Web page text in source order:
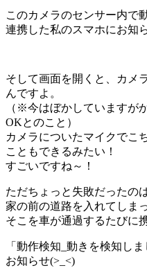
このカメラのセンサー内で
連携した私のスマホにお知
そして画面を開くと、カメ
んですよ。
（※今はぼかしていますが
OKとのこと）
カメラについたマイクでこ
こともできるみたい！
すごいですね～！
ただちょっと失敗だったの
家の前の道路を入れてしま
そこを車が通過するたびに
「動作検知_動きを検知し
お知らせ(>_<)